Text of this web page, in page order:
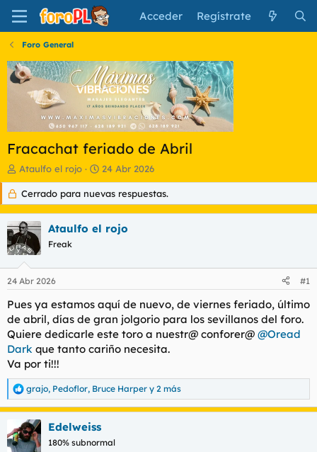
Acceder Regístrate
Foro General
Fracachat feriado de Abril
I
n
c
i
a
d
o
r
d
l
t
e
m
Ataulfo el rojo
F
e
c
h
d
n
i
o
24 Abr 2026
Cerrado para nuevas respuestas.
Ataulfo el rojo
Freak
24 Abr 2026 #1
Pues ya estamos aquí de nuevo, de viernes feriado, último
de abril, días de gran jolgorio para los sevillanos del foro.
Quiere dedicarle este toro a nuestr@ conforer@ @Oread
Dark que tanto cariño necesita.
Va por ti!!!
R
e
a
c
c
i
grajo, Pedoflor, Bruce Harper y 2 más
Edelweiss
180% subnormal